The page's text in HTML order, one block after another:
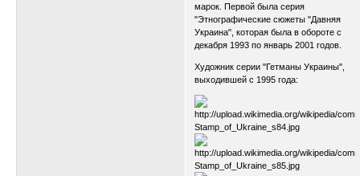
марок. Первой была серия
"Этнографические сюжеты "Давняя
Украина", которая была в обороте с
декабря 1993 по январь 2001 годов.
Художник серии "Гетманы Украины",
выходившей с 1995 года: